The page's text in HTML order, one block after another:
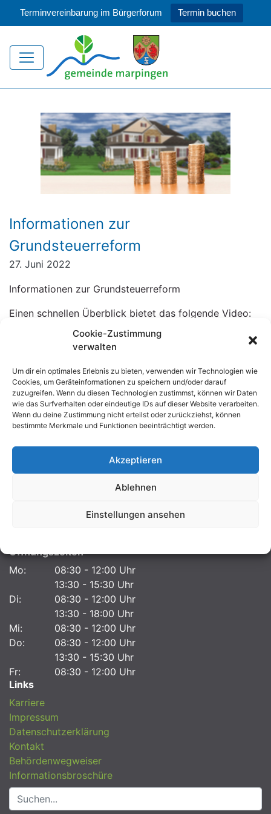
Terminvereinbarung im Bürgerforum Termin buchen
Cookie-Zustimmung
verwalten
Um dir ein optimales Erlebnis zu bieten, verwenden wir Technologien wie
Cookies, um Geräteinformationen zu speichern und/oder darauf
zuzugreifen. Wenn du diesen Technologien zustimmst, können wir Daten
wie das Surfverhalten oder eindeutige IDs auf dieser Website verarbeiten.
Wenn du deine Zustimmung nicht erteilst oder zurückziehst, können
bestimmte Merkmale und Funktionen beeinträchtigt werden.
Akzeptieren
Ablehnen
Einstellungen ansehen
Informationen zur
Grundsteuerreform
27. Juni 2022
Informationen zur Grundsteuerreform
Einen schnellen Überblick bietet das folgende Video:
Video zur Umsetzung der Grundsteuerreform –
MFW_Flyer_Umsetzung_Grundsteuerreform
Herunterladen
Kontakt
66646 Marpingen
Öffnungszeiten
Mo:
08:30 - 12:00 Uhr
13:30 - 15:30 Uhr
Di:
08:30 - 12:00 Uhr
13:30 - 18:00 Uhr
Mi:
08:30 - 12:00 Uhr
Do:
08:30 - 12:00 Uhr
13:30 - 15:30 Uhr
Fr:
08:30 - 12:00 Uhr
Links
Karriere
Impressum
Datenschutzerklärung
Kontakt
Behördenwegweiser
Informationsbroschüre